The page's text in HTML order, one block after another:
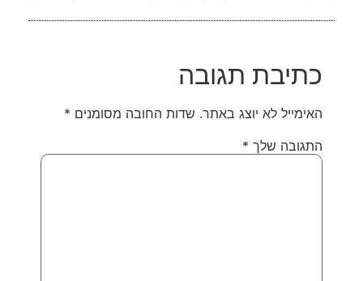
כתיבת תגובה
האימייל לא יוצג באתר. שדות החובה מסומנים *
התגובה שלך *